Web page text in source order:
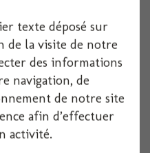
texte déposé sur
de la visite de notre
des informations
navigation, de
de notre site
afin d’effectuer
activité.